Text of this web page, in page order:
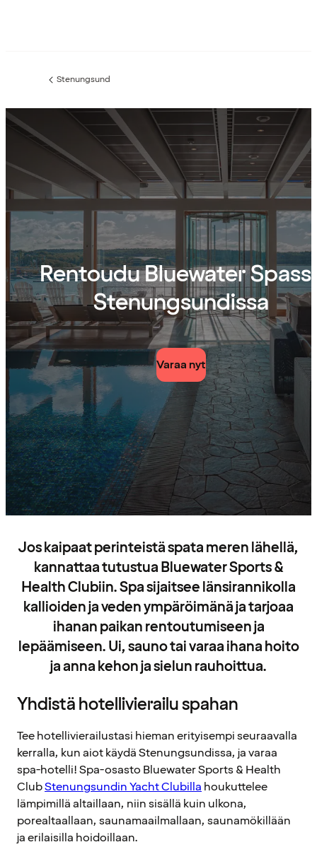
Edellinen
Stenungsund
Rentoudu Bluewater
Stenungsundissa
Varaa nyt
Jos kaipaat perinteistä spata meren lähellä,
kannattaa tutustua Bluewater Sports &
Health Clubiin. Spa sijaitsee länsirannikolla
kallioiden ja veden ympäröimänä ja tarjoaa
ihanan paikan rentoutumiseen ja
lepäämiseen. Ui, sauno tai varaa ihana hoito
ja anna kehon ja sielun rauhoittua.
Yhdistä hotellivierailu spahan
Tee hotellivierailustasi hieman erityisempi seuraavalla
kerralla, kun aiot käydä Stenungsundissa, ja varaa
spa-hotelli! Spa-osasto Bluewater Sports & Health
ClubStenungsundin Yacht Clubillahoukuttelee
lämpimillä altaillaan, niin sisällä kuin ulkona,
porealtaallaan, saunamaailmallaan, saunamökillään
ja erilaisilla hoidoillaan.